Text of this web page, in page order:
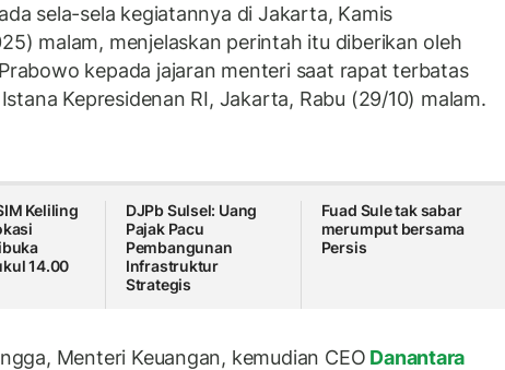
sela-sela kegiatannya di Jakarta, Kamis
malam, menjelaskan perintah itu diberikan oleh
kepada jajaran menteri saat rapat terbatas
Kepresidenan RI, Jakarta, Rabu (29/10) malam.
Keliling
14.00
DJPb Sulsel: Uang
Pajak Pacu
Pembangunan
Infrastruktur
Strategis
Fuad Sule tak sabar
merumput bersama
Persis
Menteri Keuangan, kemudian CEO Danantara